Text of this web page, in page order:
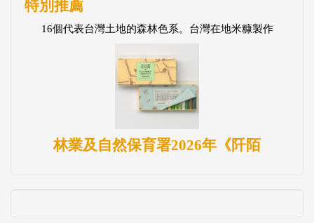
特別推薦
16個代表台灣土地的森林色系。台灣在地米糠製作
林業及自然保育署2026年《阡陌